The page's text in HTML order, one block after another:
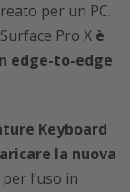
per un PC.
Pro X è
edge-to-edge
Keyboard
la nuova
l’uso in